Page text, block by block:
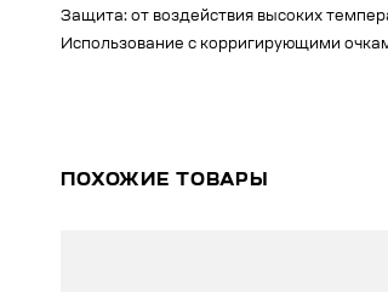
Защита: от воздействия высоких
Использование с корригирующими
ПОХОЖИЕ ТОВАРЫ